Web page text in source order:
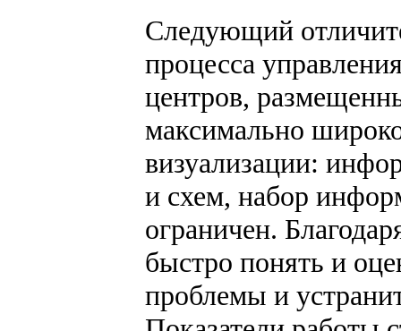
Следующий
процесса
центров,
максимально
визуализации:
и схем, набор
ограничен.
быстро понять и
проблемы и